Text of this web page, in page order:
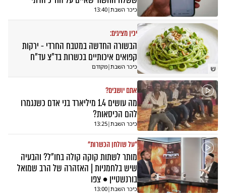
כיכר השבת|
13:40
ש
יכין מציגים:
הבשורה החדשה במטבח החרדי - ירקות
קפואים איכותיים בכשרות בד״צ עד״ח
כיכר השבת|מקודם
אתם יושבים?
מה עושים 1.4 מיליארד בני אדם כשנגמרו
להם הכיסאות?
כיכר השבת|
13:25
"על שולחן הכשרות"
מותר לשתות קוקה קולה בחו"ל? והבעיה
שיש בלחמניות | האזהרה של הרב שמואל
בורנשטיין • צפו
כיכר השבת|
13:00